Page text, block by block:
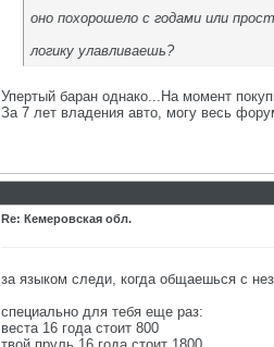
оно похорошело с годами или
логику улавливаешь?
Упертый баран однако...На момент
За 7 лет владения авто, могу весь
Re: Кемеровская обл.
за языком следи, когда общаешься с
специально для тебя еще раз:
веста 16 года стоит 800